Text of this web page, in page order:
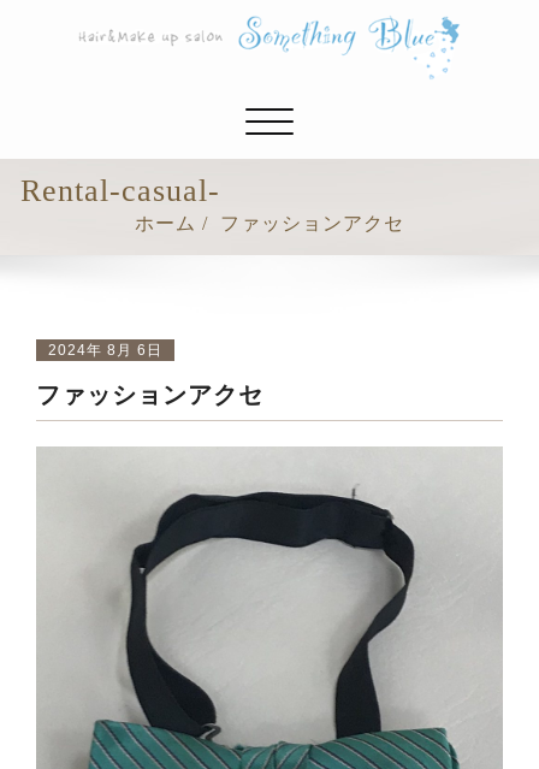
ナ
シ
ョ
Rental-casual-
ホーム ファッションアクセ
2024年 8月 6日
ファッションアクセ